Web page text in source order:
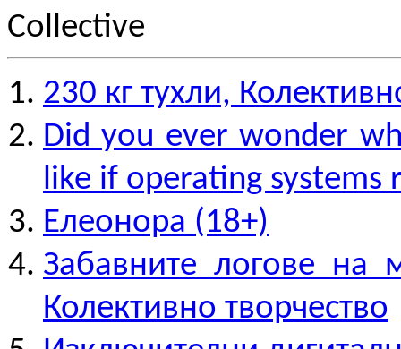
Collective
230 кг тухли,
Did you ever wonder
like if operating systems
Елеонора (18+)
Забавните логове на
Колективно творчество